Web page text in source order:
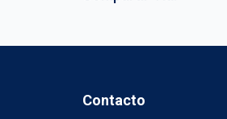
Contacto